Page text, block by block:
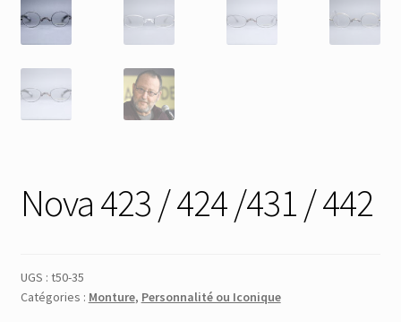
Panier
Nova 423 / 424 /431 / 442
UGS : t50-35
Catégories : Monture, Personnalité ou Iconique